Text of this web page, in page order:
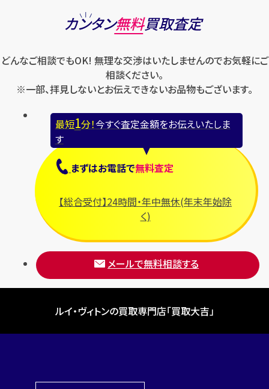
カンタン無料買取査定
どんなご相談でもOK! 無理な交渉はいたしませんのでお気軽にご
相談ください。
※一部、拝見しないとお伝えできないお品物もございます。
最短1分！今すぐ査定金額をお伝えいたしま
す
まずはお電話で無料査定
【総合受付】24時間・年中無休(年末年始除
く)
メールで無料相談する
ルイ・ヴィトンの買取専門店「買取大吉」